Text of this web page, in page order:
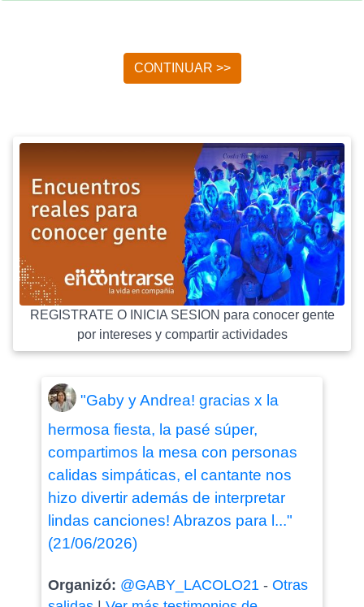
CONTINUAR >>
REGISTRATE O INICIA SESION para conocer gente
por intereses y compartir actividades
"Gaby y Andrea! gracias x la
hermosa fiesta, la pasé súper,
compartimos la mesa con personas
calidas simpáticas, el cantante nos
hizo divertir además de interpretar
lindas canciones! Abrazos para l..."
(21/06/2026)
Organizó: @GABY_LACOLO21- Otras